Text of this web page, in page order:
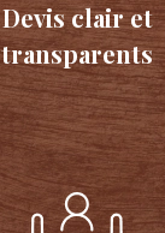
Devis clair et
transparents